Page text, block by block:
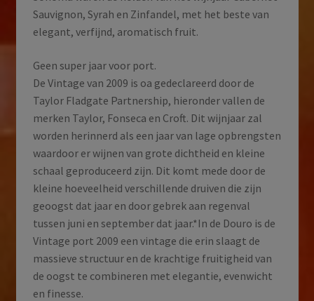
Sauvignon, Syrah en Zinfandel, met het beste van
elegant, verfijnd, aromatisch fruit.
Geen super jaar voor port.
De Vintage van 2009 is oa gedeclareerd door de
Taylor Fladgate Partnership, hieronder vallen de
merken Taylor, Fonseca en Croft. Dit wijnjaar zal
worden herinnerd als een jaar van lage opbrengsten
waardoor er wijnen van grote dichtheid en kleine
schaal geproduceerd zijn. Dit komt mede door de
kleine hoeveelheid verschillende druiven die zijn
geoogst dat jaar en door gebrek aan regenval
tussen juni en september dat jaar.*In de Douro is de
Vintage port 2009 een vintage die erin slaagt de
massieve structuur en de krachtige fruitigheid van
de oogst te combineren met elegantie, evenwicht
en finesse.